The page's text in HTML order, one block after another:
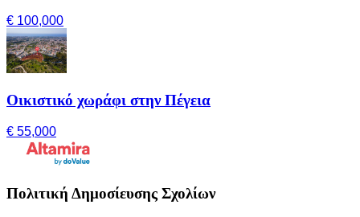
€ 100,000
Οικιστικό χωράφι στην Πέγεια
€ 55,000
Πολιτική Δημοσίευσης Σχολίων